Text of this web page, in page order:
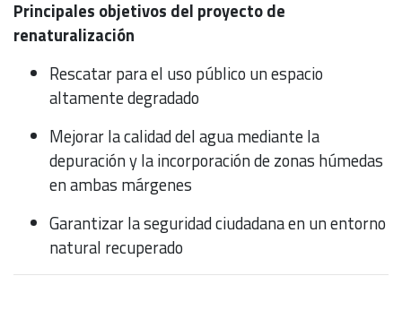
Principales objetivos del proyecto de
renaturalización
Rescatar para el uso público un espacio
altamente degradado
Mejorar la calidad del agua mediante la
depuración y la incorporación de zonas húmedas
en ambas márgenes
Garantizar la seguridad ciudadana en un entorno
natural recuperado